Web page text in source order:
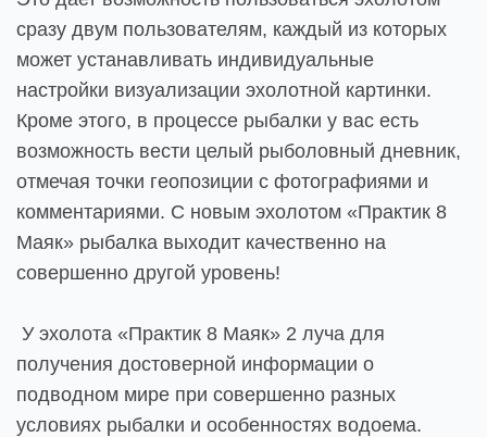
сразу двум пользователям, каждый из которых
может устанавливать индивидуальные
настройки визуализации эхолотной картинки.
Кроме этого, в процессе рыбалки у вас есть
возможность вести целый рыболовный дневник,
отмечая точки геопозиции с фотографиями и
комментариями. С новым эхолотом «Практик 8
Маяк» рыбалка выходит качественно на
совершенно другой уровень!
У эхолота «Практик 8 Маяк» 2 луча для
получения достоверной информации о
подводном мире при совершенно разных
условиях рыбалки и особенностях водоема.